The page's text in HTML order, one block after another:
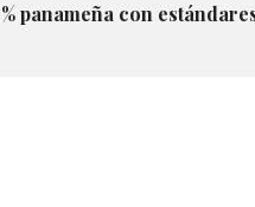
panameña con